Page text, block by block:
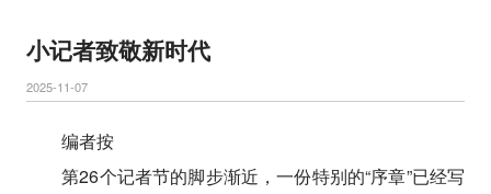
小记者致敬新时代
2025-11-07
编者按
第26个记者节的脚步渐近，一份特别的“序章”已经写